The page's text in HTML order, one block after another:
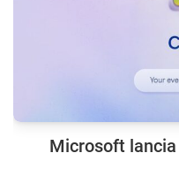
Microsoft lancia